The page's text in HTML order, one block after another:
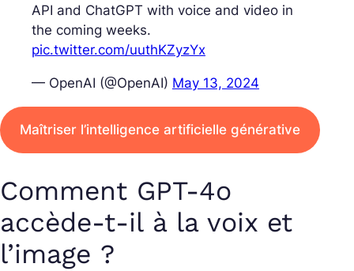
API and ChatGPT with voice and video in
the coming weeks.
pic.twitter.com/uuthKZyzYx
— OpenAI (@OpenAI) May 13, 2024
Maîtriser l’intelligence artificielle générative
Comment GPT-4o
accède-t-il à la voix et
l’image ?